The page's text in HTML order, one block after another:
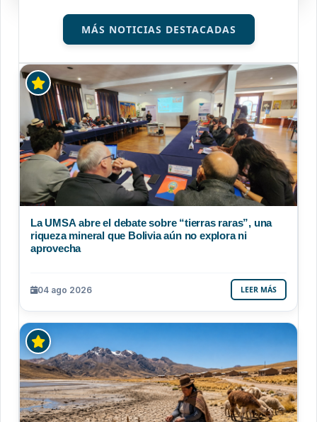
MÁS NOTICIAS DESTACADAS
La UMSA abre el debate sobre “tierras raras”, una
riqueza mineral que Bolivia aún no explora ni
aprovecha
04 ago 2026 LEER MÁS